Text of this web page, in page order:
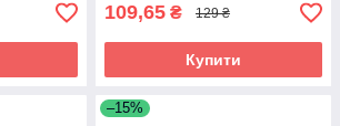
109,65 ₴ 129 ₴
Купити
–15%